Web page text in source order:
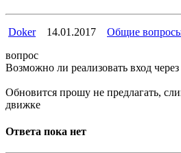
Doker 14.01.2017 Общие
вопрос
Возможно ли реализовать вход
Обновится прошу не предлагать,
движке
Ответа пока нет